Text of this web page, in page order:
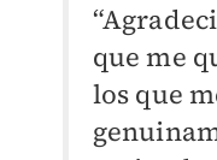
que me
los que